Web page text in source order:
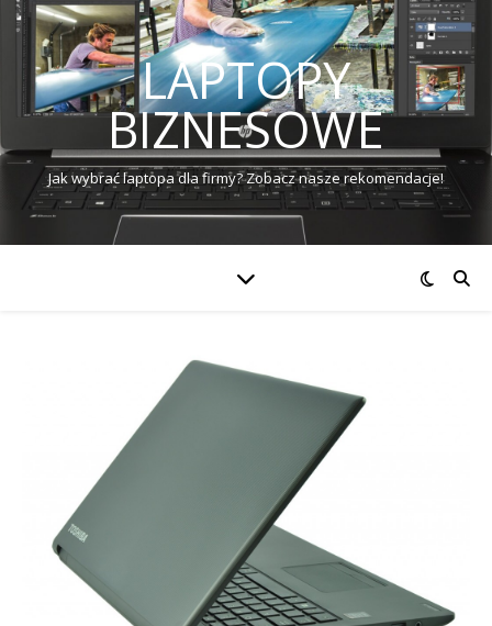
LAPTOPY
BIZNESOWE
Jak wybrać laptopa dla firmy? Zobacz nasze rekomendacje!